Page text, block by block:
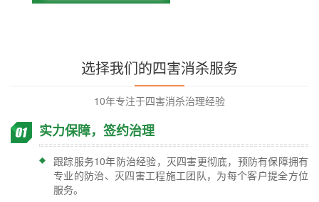
选择我们的四害消杀服务
10年专注于四害消杀治理经验
实力保障，签约治理
跟踪服务10年防治经验，灭四害更彻底，预防有保障拥有
专业的防治、灭四害工程施工团队，为每个客户提全方位
服务。